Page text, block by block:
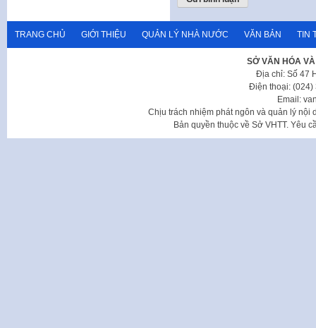
TRANG CHỦ GIỚI THIỆU QUẢN LÝ NHÀ NƯỚC VĂN BẢN TIN
SỞ VĂN HÓA
Địa chỉ: Số 47
Điện thoại: (024)
Email:
Chịu trách nhiệm phát ngôn và quản lý nội
Bản quyền thuộc về Sở VHTT. Yêu